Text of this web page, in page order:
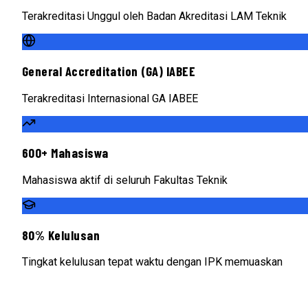
Terakreditasi Unggul oleh Badan Akreditasi LAM Teknik
General Accreditation (GA) IABEE
Terakreditasi Internasional GA IABEE
600+ Mahasiswa
Mahasiswa aktif di seluruh Fakultas Teknik
80% Kelulusan
Tingkat kelulusan tepat waktu dengan IPK memuaskan